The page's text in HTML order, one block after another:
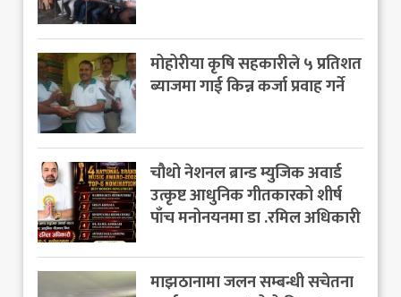
मोहोरीया कृषि सहकारीले ५ प्रतिशत
ब्याजमा गाई किन्न कर्जा प्रवाह गर्ने
चौथो नेशनल ब्रान्ड म्युजिक अवार्ड
उत्कृष्ट आधुनिक गीतकारको शीर्ष
पाँच मनोनयनमा डा .रमिल अधिकारी
माझठानामा जलन सम्बन्धी सचेतना